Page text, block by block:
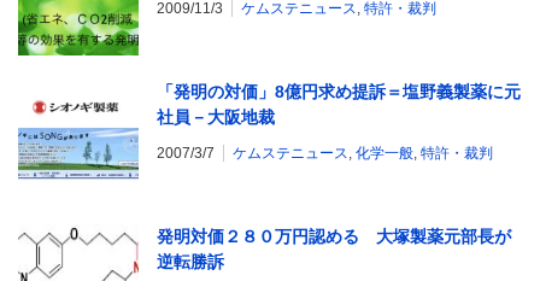
2009/11/3 ケムステニュース, 特許・裁判
「発明の対価」8億円求め提訴＝塩野義製薬に元
社員－大阪地裁
2007/3/7 ケムステニュース, 化学一般, 特許・裁判
発明対価２８０万円認める 大塚製薬元部長が
逆転勝訴